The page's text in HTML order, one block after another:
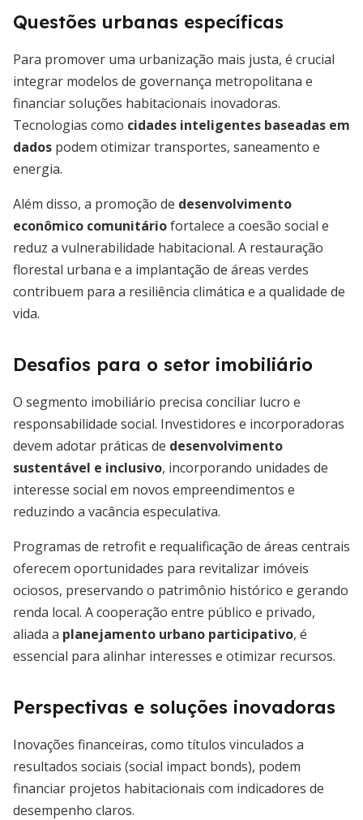
Questões urbanas específicas
Para promover uma urbanização mais justa, é crucial
integrar modelos de governança metropolitana e
financiar soluções habitacionais inovadoras.
Tecnologias como cidades inteligentes baseadas em
dados podem otimizar transportes, saneamento e
energia.
Além disso, a promoção de desenvolvimento
econômico comunitáriofortalece a coesão social e
reduz a vulnerabilidade habitacional. A restauração
florestal urbana e a implantação de áreas verdes
contribuem para a resiliência climática e a qualidade de
vida.
Desafios para o setor imobiliário
O segmento imobiliário precisa conciliar lucro e
responsabilidade social. Investidores e incorporadoras
devem adotar práticas de desenvolvimento
sustentável e inclusivo, incorporando unidades de
interesse social em novos empreendimentos e
reduzindo a vacância especulativa.
Programas de retrofit e requalificação de áreas centrais
oferecem oportunidades para revitalizar imóveis
ociosos, preservando o patrimônio histórico e gerando
renda local. A cooperação entre público e privado,
aliada a planejamento urbano participativo, é
essencial para alinhar interesses e otimizar recursos.
Perspectivas e soluções inovadoras
Inovações financeiras, como títulos vinculados a
resultados sociais (social impact bonds), podem
financiar projetos habitacionais com indicadores de
desempenho claros.